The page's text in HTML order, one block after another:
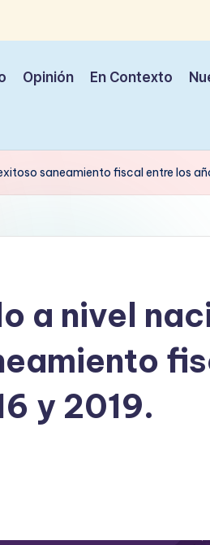
Opinión En Contexto
saneamiento fiscal entre los
a nivel
y 2019.